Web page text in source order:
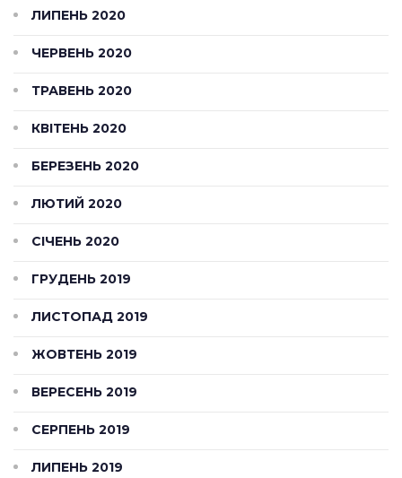
ЛИПЕНЬ 2020
ЧЕРВЕНЬ 2020
ТРАВЕНЬ 2020
КВІТЕНЬ 2020
БЕРЕЗЕНЬ 2020
ЛЮТИЙ 2020
СІЧЕНЬ 2020
ГРУДЕНЬ 2019
ЛИСТОПАД 2019
ЖОВТЕНЬ 2019
ВЕРЕСЕНЬ 2019
СЕРПЕНЬ 2019
ЛИПЕНЬ 2019